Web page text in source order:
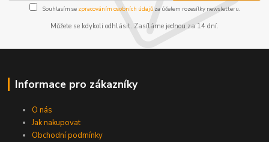
Souhlasím se zpracováním osobních údajůza účelem rozesílky newsletteru.
Můžete se kdykoli odhlásit. Zasíláme jednou za 14 dní.
Informace pro zákazníky
O nás
Jak nakupovat
Obchodní podmínky